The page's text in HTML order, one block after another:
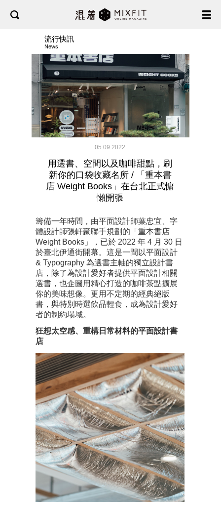
流行快訊
News
05.09.2022
用選書、空間以及咖啡甜點，刷
新你的口袋收藏名所 / 「重本書
店 Weight Books」在台北正式慵
懶開張
籌備一年時間，由平面設計師葉忠宜、字
體設計師張軒豪聯手規劃的「重本書店
Weight Books」，已於 2022 年 4 月 30 日
於臺北伊通街開幕。這是一間以平面設計
& Typography 為選書主軸的獨立設計書
店，除了為設計愛好者提供平面設計相關
選書，也企圖用精心打造的咖啡茶點擴展
你的美味想像。更用不定期的經典絕版
書，與特別時選飲品輕食，成為設計愛好
者的制約場域。
狂想太空感、重構日常材料的平面設計書
店